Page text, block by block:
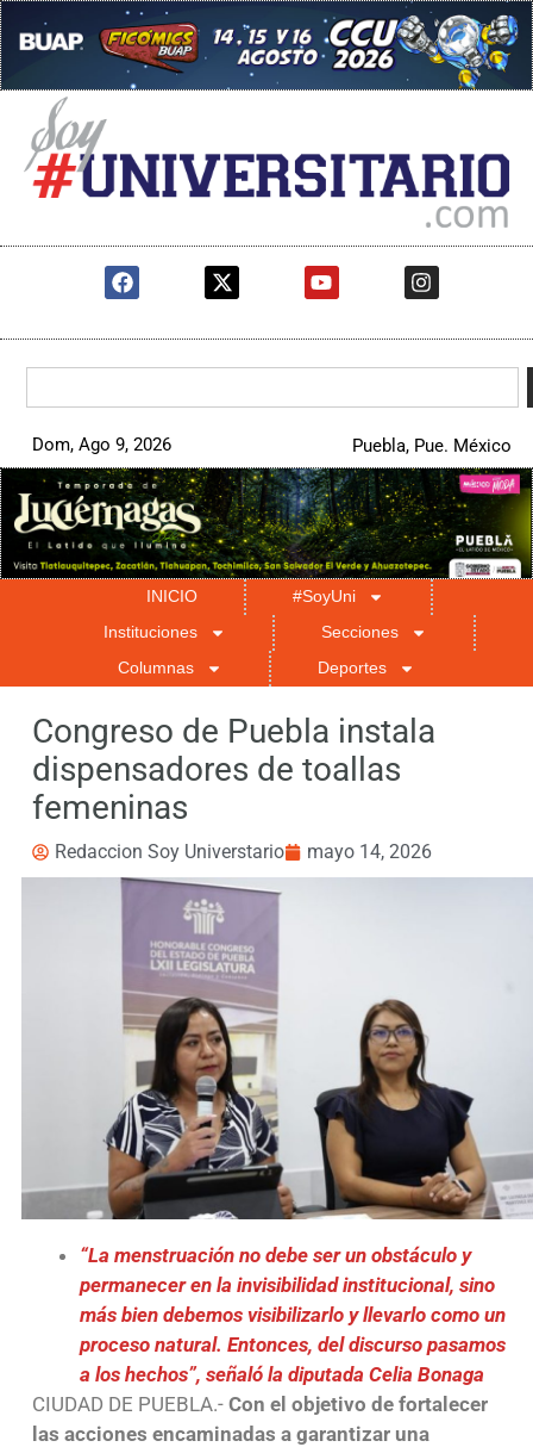
Dom, Ago 9, 2026 Puebla, Pue. México
INICIO
#SoyUni
Instituciones
Secciones
Columnas
Deportes
Congreso de Puebla instala
dispensadores de toallas
femeninas
Redaccion Soy Universtario mayo 14, 2026
“La menstruación no debe ser un obstáculo y
permanecer en la invisibilidad institucional, sino
más bien debemos visibilizarlo y llevarlo como un
proceso natural. Entonces, del discurso pasamos
a los hechos”, señaló la diputada Celia Bonaga
CIUDAD DE PUEBLA.- Con el objetivo de fortalecer
las acciones encaminadas a garantizar una